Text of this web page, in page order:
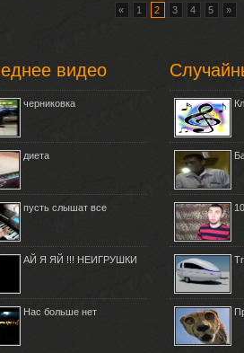
« 1 2 3 4 5 »
видео
черниковка
диета
пусть слышат все
АЙ Я ЯЙ !!! НЕИГРУШКИ
Нас больше нет